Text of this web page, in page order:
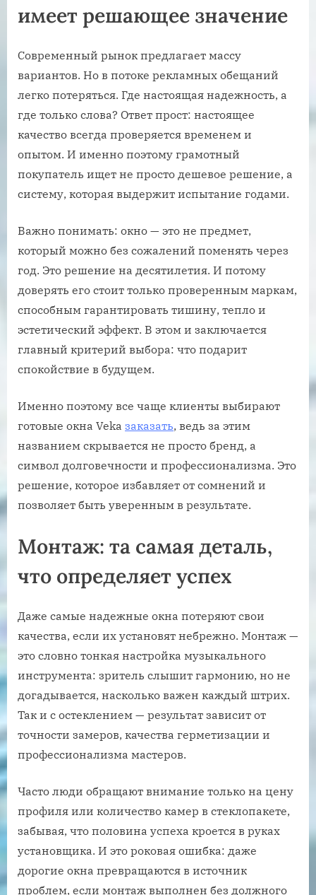
имеет решающее значение
Современный рынок предлагает массу
вариантов. Но в потоке рекламных обещаний
легко потеряться. Где настоящая надежность, а
где только слова? Ответ прост: настоящее
качество всегда проверяется временем и
опытом. И именно поэтому грамотный
покупатель ищет не просто дешевое решение, а
систему, которая выдержит испытание годами.
Важно понимать: окно — это не предмет,
который можно без сожалений поменять через
год. Это решение на десятилетия. И потому
доверять его стоит только проверенным маркам,
способным гарантировать тишину, тепло и
эстетический эффект. В этом и заключается
главный критерий выбора: что подарит
спокойствие в будущем.
Именно поэтому все чаще клиенты выбирают
готовые окна Veka заказать, ведь за этим
названием скрывается не просто бренд, а
символ долговечности и профессионализма. Это
решение, которое избавляет от сомнений и
позволяет быть уверенным в результате.
Монтаж: та самая деталь,
что определяет успех
Даже самые надежные окна потеряют свои
качества, если их установят небрежно. Монтаж —
это словно тонкая настройка музыкального
инструмента: зритель слышит гармонию, но не
догадывается, насколько важен каждый штрих.
Так и с остеклением — результат зависит от
точности замеров, качества герметизации и
профессионализма мастеров.
Часто люди обращают внимание только на цену
профиля или количество камер в стеклопакете,
забывая, что половина успеха кроется в руках
установщика. И это роковая ошибка: даже
дорогие окна превращаются в источник
проблем, если монтаж выполнен без должного